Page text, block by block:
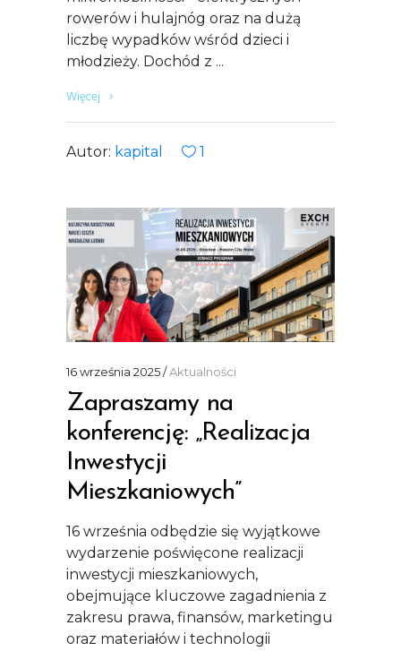
rowerów i hulajnóg oraz na dużą
liczbę wypadków wśród dzieci i
młodzieży. Dochód z
Więcej
Autor: kapital 1
16 września 2025 Aktualności
Zapraszamy na
konferencję: „Realizacja
Inwestycji
Mieszkaniowych”
16 września odbędzie się wyjątkowe
wydarzenie poświęcone realizacji
inwestycji mieszkaniowych,
obejmujące kluczowe zagadnienia z
zakresu prawa, finansów, marketingu
oraz materiałów i technologii